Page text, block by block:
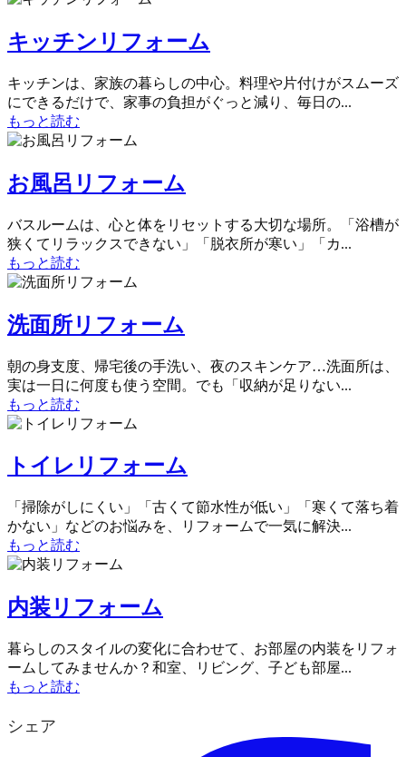
キッチンリフォーム
キッチンは、家族の暮らしの中心。料理や片付けがスムーズ
にできるだけで、家事の負担がぐっと減り、毎日の...
もっと読む
お風呂リフォーム
バスルームは、心と体をリセットする大切な場所。「浴槽が
狭くてリラックスできない」「脱衣所が寒い」「カ...
もっと読む
洗面所リフォーム
朝の身支度、帰宅後の手洗い、夜のスキンケア…洗面所は、
実は一日に何度も使う空間。でも「収納が足りない...
もっと読む
トイレリフォーム
「掃除がしにくい」「古くて節水性が低い」「寒くて落ち着
かない」などのお悩みを、リフォームで一気に解決...
もっと読む
内装リフォーム
暮らしのスタイルの変化に合わせて、お部屋の内装をリフォ
ームしてみませんか？和室、リビング、子ども部屋...
もっと読む
シェア